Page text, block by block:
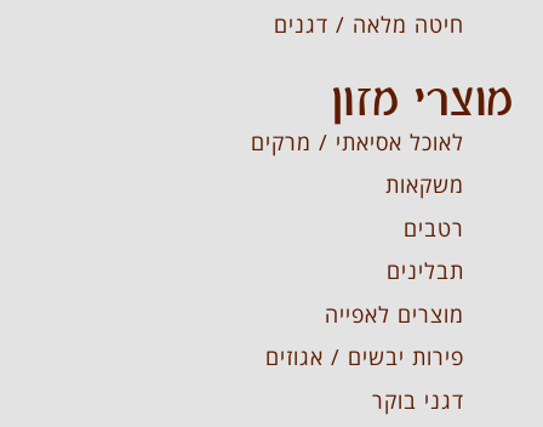
חיטה מלאה / דגנים
מוצרי מזון
לאוכל אסיאתי / מרקים
משקאות
רטבים
תבלינים
מוצרים לאפייה
פירות יבשים / אגוזים
דגני בוקר